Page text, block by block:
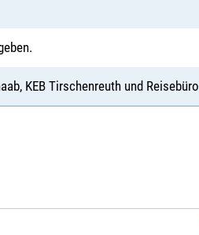
KEB Tirschenreuth und Reisebüro